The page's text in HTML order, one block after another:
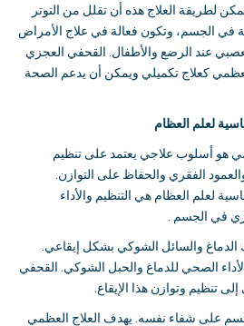
لطريقة العلاج هذه أن تقلل من التوتر
في الجسم، وتكون فعالة في علاج الأمراض
عند الرضع والأطفال. القحفي العجزي
كعلاج تكميلي ويمكن أن يدعم الصحة
لعلم العظام
هو أسلوب علاجي يعتمد على تنظيم
الفقري والحفاظ على التوازن.
لعلم العظام هي التنظيم والأداء
في الجسم .
الدماغ والسائل الشوكي بشكل إيقاعي.
الصحي للدماغ والحبل الشوكي. القحفي
تنظيم وتوازن هذا الإيقاع.
على شفاء نفسه. يهدف العلاج العظمي